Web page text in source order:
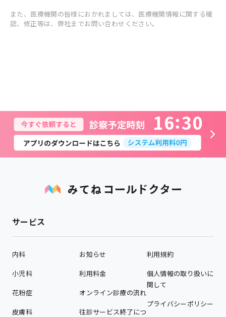
また、医療機関の皆様におかれましては、医療機関情報に関する確
認、修正等は、弊社までお問い合わせください。
16 30
サービス
内科
小児科
花粉症
皮膚科
お知らせ
利用料金
オンライン診療の流れ
往診サービス終了につ
利用規約
個人情報の取り扱いに
関して
プライバシーポリシー